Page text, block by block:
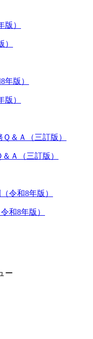
）
Ａ（三訂版）
和8年版）